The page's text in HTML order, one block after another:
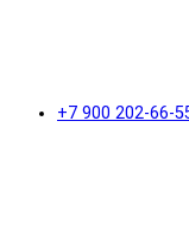
+7 900 202-66-